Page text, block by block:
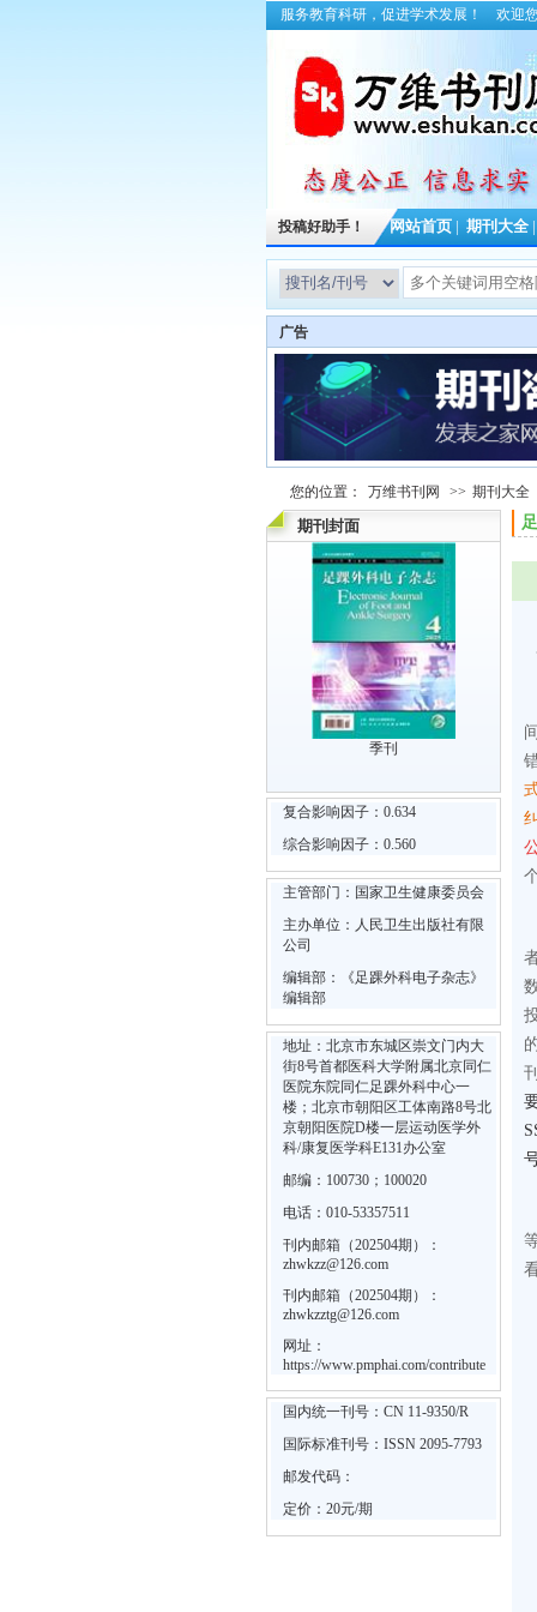
服务教育科研，促进学术发展！ 欢迎
投稿好助手！ 网站首页 期刊大全
广告
您的位置： 万维书刊网 >> 期刊大全
期刊封面
季刊
复合影响因子：0.634
综合影响因子：0.560
主管部门：国家卫生健康委员会
主办单位：人民卫生出版社有限
公司
编辑部：《足踝外科电子杂志》
编辑部
地址：北京市东城区崇文门内大
街8号首都医科大学附属北京同仁
医院东院同仁足踝外科中心一
楼；北京市朝阳区工体南路8号北
京朝阳医院D楼一层运动医学外
科/康复医学科E131办公室
邮编：100730；100020
电话：010-53357511
刊内邮箱（202504期）：
zhwkzz@126.com
刊内邮箱（202504期）：
zhwkzztg@126.com
网址：
https://www.pmphai.com/contribute
国内统一刊号：CN 11-9350/R
国际标准刊号：ISSN 2095-7793
邮发代码：
定价：20元/期